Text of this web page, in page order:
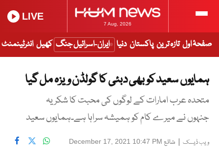
7 Aug, 2026
LIVE
صفحۂ اول تازہ ترین پاکستان دنیا ایران-اسرائیل جنگ کھیل انٹرٹینمنٹ
ہمایوں سعید کو بھی دبئی کا گولڈن ویزہ مل گیا
متحدہ عرب امارات کے لوگوں کی محبت کا شکریہ
جنہوں نے میرے کام کو ہمیشہ سراہا ہے۔ہمایوں سعید
ویب ڈیسک | شائع December 17, 2021 10:47 PM